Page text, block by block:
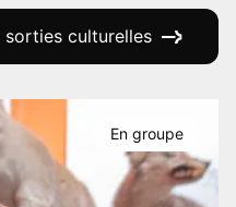
culturelles
En groupe